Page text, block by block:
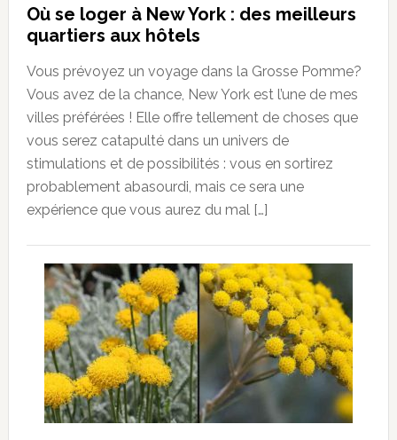
Où se loger à New York : des meilleurs
quartiers aux hôtels
Vous prévoyez un voyage dans la Grosse Pomme?
Vous avez de la chance, New York est l’une de mes
villes préférées ! Elle offre tellement de choses que
vous serez catapulté dans un univers de
stimulations et de possibilités : vous en sortirez
probablement abasourdi, mais ce sera une
expérience que vous aurez du mal […]